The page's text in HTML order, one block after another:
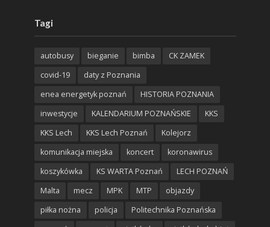
Tagi
autobusy bieganie bimba
CK ZAMEK
covid-19
daty z Poznania
enea energetyk poznań
HISTORIA POZNANIA
inwestycje
KALENDARIUM POZNAŃSKIE
KKS
KKS Lech
KKS Lech Poznań
Kolejorz
komunikacja miejska
koncert
koronawirus
koszykówka
KS WARTA Poznań
LECH POZNAŃ
Malta
mecz MPK MTP
objazdy
piłka nożna
policja
Politechnika Poznańska